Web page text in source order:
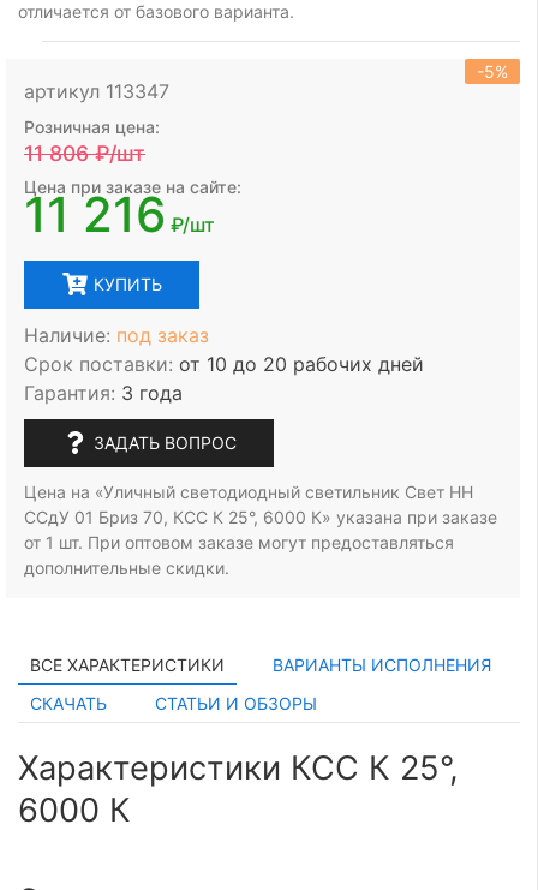
отличается от базового варианта.
артикул 113347
-5%
Розничная цена:
11 806₽/шт
Цена при заказе на сайте:
11 216 ₽/шт
КУПИТЬ
Наличие: под заказ
Срок поставки: от 10 до 20 рабочих дней
Гарантия: 3 года
ЗАДАТЬ ВОПРОС
Цена на «Уличный светодиодный светильник Свет НН
ССдУ 01 Бриз 70, КСС К 25°, 6000 К» указана при заказе
от 1 шт. При оптовом заказе могут предоставляться
дополнительные скидки.
ВСЕ ХАРАКТЕРИСТИКИ
ВАРИАНТЫ ИСПОЛНЕНИЯ
СКАЧАТЬ
СТАТЬИ И ОБЗОРЫ
Характеристики КСС К 25°,
6000 К